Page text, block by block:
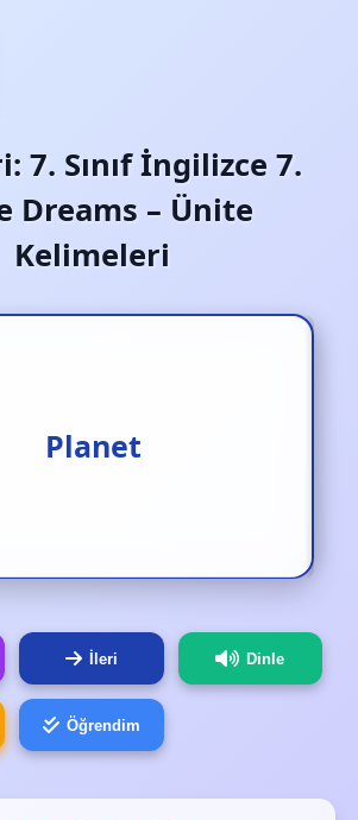
7. Sınıf İngilizce 7.
Dreams – Ünite
Kelimeleri
Planet
Gezegen
İleri Dinle
Öğrendim